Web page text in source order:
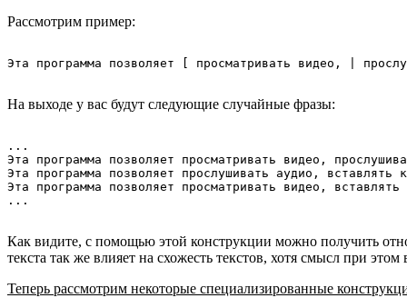
Рассмотрим пример:
На выходе у вас будут следующие случайные фразы:
...
Эта программа позволяет просматривать видео,
Эта программа позволяет прослушивать аудио, вставлять
Эта программа позволяет просматривать видео,
Как видите, с помощью этой конструкции можно получить
текста так же влияет на схожесть текстов, хотя смысл при
Теперь рассмотрим некоторые специализированные